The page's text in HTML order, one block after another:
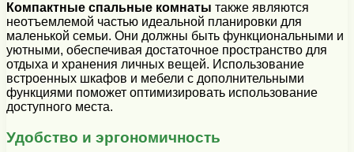
Компактные спальные комнаты также являются
неотъемлемой частью идеальной планировки для
маленькой семьи. Они должны быть функциональными и
уютными, обеспечивая достаточное пространство для
отдыха и хранения личных вещей. Использование
встроенных шкафов и мебели с дополнительными
функциями поможет оптимизировать использование
доступного места.
Удобство и эргономичность